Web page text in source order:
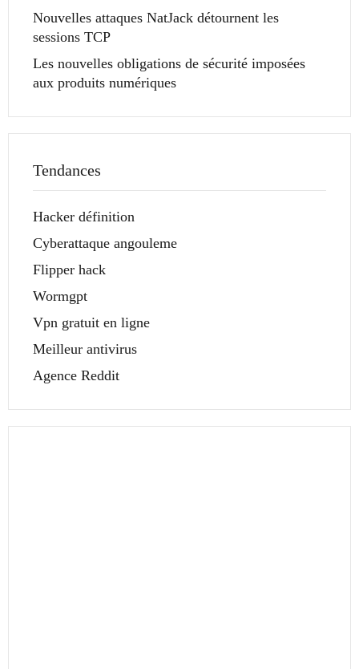
Nouvelles attaques NatJack détournent les
sessions TCP
Les nouvelles obligations de sécurité imposées
aux produits numériques
Tendances
Hacker définition
Cyberattaque angouleme
Flipper hack
Wormgpt
Vpn gratuit en ligne
Meilleur antivirus
Agence Reddit